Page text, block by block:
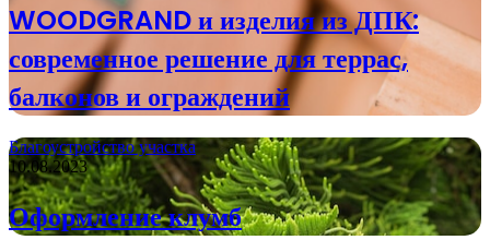
WOODGRAND и изделия из ДПК:
современное решение для террас,
балконов и ограждений
Благоустройство участка
10.08.2023
Оформление клумб